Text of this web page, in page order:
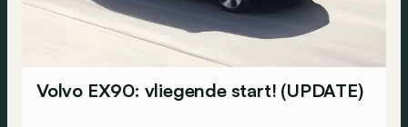
Volvo EX90: vliegende start! (UPDATE)